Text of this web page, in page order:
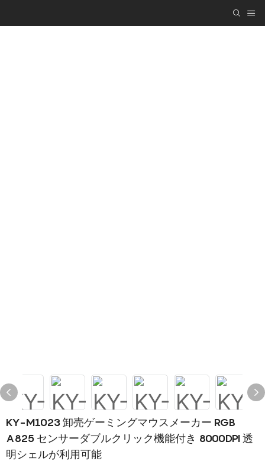
KY-M1023 卸売ゲーミングマウスメーカー RGB
A825 センサーダブルクリック機能付き 8000DPI 透
明シェルが利用可能